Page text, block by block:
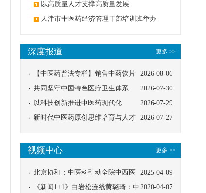
以高质量人才支撑高质量发展
天津市中医药经济管理干部培训班举办
更多 >>
深度报道
2026-08-06
【中医药普法专栏】销售中药饮片
应告知煎服方法及注意事项
2026-07-30
共同坚守中国特色医疗卫生体系
2026-07-29
以科技创新推进中医药现代化
2026-07-27
新时代中医药原创思维培育与人才
更多 >>
视频中心
2025-04-09
北京协和：中医科引动全院中西医
协同
2020-04-07
《新闻1+1》白岩松连线黄璐琦：中